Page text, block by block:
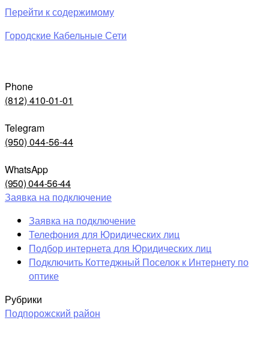
Перейти к содержимому
Городские Кабельные Сети
Phone
(812) 410-01-01
Telegram
(950) 044-56-44
WhatsApp
(950) 044-56-44
Заявка на подключение
Заявка на подключение
Телефония для Юридических лиц
Подбор интернета для Юридических лиц
Подключить Коттеджный Поселок к Интернету по
оптике
Рубрики
Подпорожский район